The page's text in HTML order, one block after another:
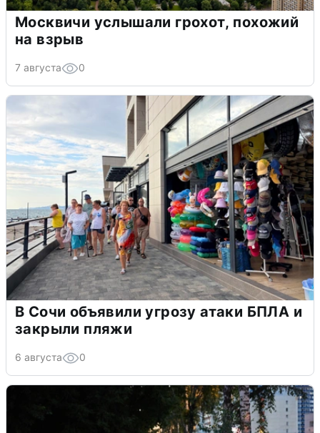
Москвичи услышали грохот, похожий
на взрыв
7 августа 0
В Сочи объявили угрозу атаки БПЛА и
закрыли пляжи
6 августа 0